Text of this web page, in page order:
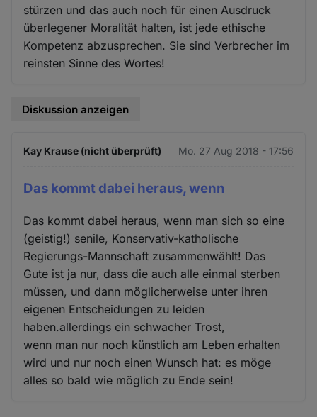
stürzen und das auch noch für einen Ausdruck
überlegener Moralität halten, ist jede ethische
Kompetenz abzusprechen. Sie sind Verbrecher im
reinsten Sinne des Wortes!
Diskussion anzeigen
Kay Krause (nicht überprüft) Mo. 27 Aug 2018 - 17:56
Das kommt dabei heraus, wenn
Das kommt dabei heraus, wenn man sich so eine
(geistig!) senile, Konservativ-katholische
Regierungs-Mannschaft zusammenwählt! Das
Gute ist ja nur, dass die auch alle einmal sterben
müssen, und dann möglicherweise unter ihren
eigenen Entscheidungen zu leiden
haben.allerdings ein schwacher Trost,
wenn man nur noch künstlich am Leben erhalten
wird und nur noch einen Wunsch hat: es möge
alles so bald wie möglich zu Ende sein!